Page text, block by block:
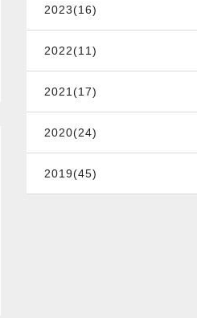
2023(16)
2022(11)
2021(17)
2020(24)
2019(45)